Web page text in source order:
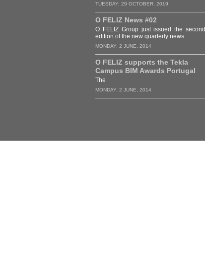
TUESDAY, 29 OCTOBER, 2019
O FELIZ News #02
O FELIZ Group just issued the second
edition of the new quarterly news
MONDAY, 2 JUNE, 2014
O FELIZ supports the Tekla
Campus BIM Awards Portugal
The
MONDAY, 2 JUNE, 2014